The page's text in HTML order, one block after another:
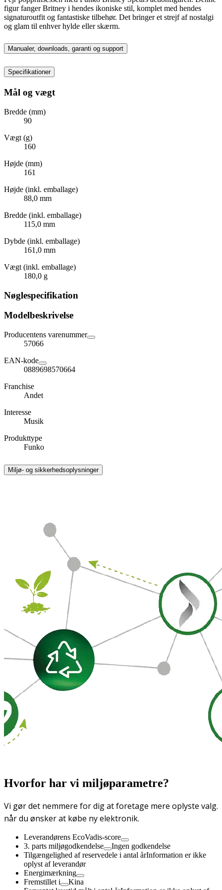
figur fanger Britney i hendes ikoniske stil, komplet med hendes
signaturoutfit og fantastiske tilbehør. Det bringer et strejf af nostalgi
og glam til enhver hylde eller skærm.
Manualer, downloads, garanti og support
Specifikationer
Mål og vægt
Bredde (mm)
90
Vægt (g)
160
Højde (mm)
161
Højde (inkl. emballage)
88,0 mm
Bredde (inkl. emballage)
115,0 mm
Dybde (inkl. emballage)
161,0 mm
Vægt (inkl. emballage)
180,0 g
Nøglespecifikation
Modelbeskrivelse
Producentens varenummer
57066
EAN-kode
0889698570664
Franchise
Andet
Interesse
Musik
Produkttype
Funko
Miljø- og sikkerhedsoplysninger
Hvorfor har vi miljøparametre?
Vi gør det nemmere for dig at foretage mere oplyste valg.
når du ønsker at købe ny elektronik.
Leverandørens EcoVadis-score
3. parts miljøgodkendelse
Ingen godkendelse
Tilgængelighed af reservedele i antal årInformation er ikke
oplyst af leverandør
Energimærkning
Fremstillet i
Kina